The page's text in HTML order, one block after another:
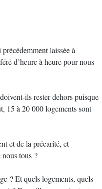
laissée à
d’heure à heure pour nous
ils rester dehors puisque
15 à 20 000 logements sont
et de la précarité, et
tous ?
? Et quels logements, quels